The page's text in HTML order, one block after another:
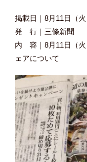
掲載日｜8月11日（火
発 行｜三條新聞
内 容｜8月11日（火
ェアについて